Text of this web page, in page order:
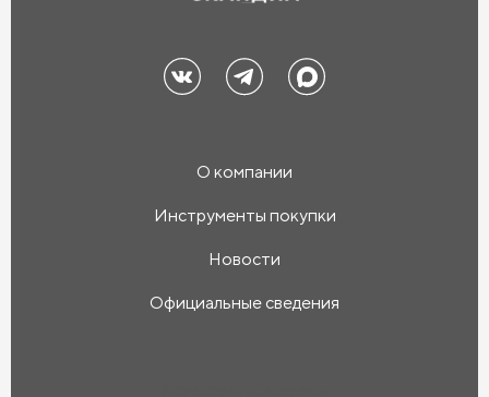
О компании
Инструменты покупки
Новости
Официальные сведения